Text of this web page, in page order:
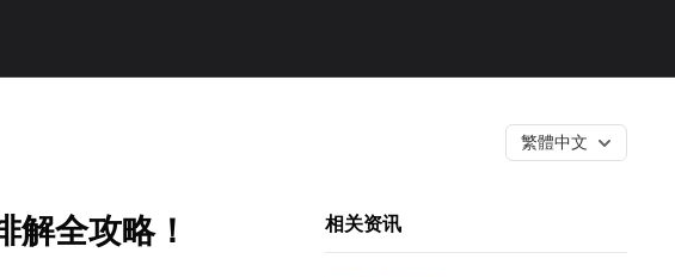
繁體中文
解全攻略！ 相关资讯